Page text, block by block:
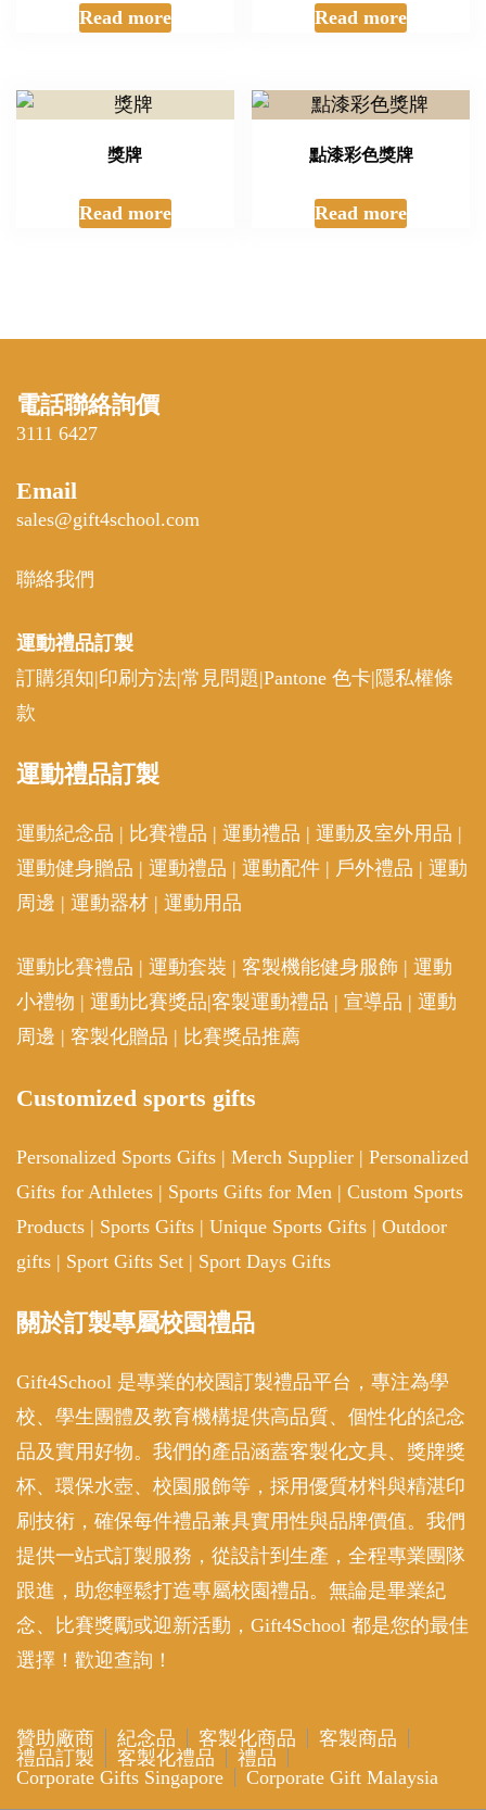
Read more Read more
獎牌
Read more
點漆彩色獎牌
Read more
電話聯絡詢價
3111 6427
Email
sales@gift4school.com
聯絡我們
運動禮品訂製
訂購須知|印刷方法|常見問題|Pantone 色卡| 隱私權條
款
運動禮品訂製
運動紀念品 | 比賽禮品 | 運動禮品 | 運動及室外用品 |
運動健身贈品 | 運動禮品 | 運動配件 | 戶外禮品 | 運動
周邊 | 運動器材 | 運動用品
運動比賽禮品 | 運動套裝 | 客製機能健身服飾 | 運動
小禮物 | 運動比賽獎品|客製運動禮品 | 宣導品 | 運動
周邊 | 客製化贈品 | 比賽獎品推薦
Customized sports gifts
Personalized Sports Gifts | Merch Supplier | Personalized
Gifts for Athletes | Sports Gifts for Men | Custom Sports
Products | Sports Gifts | Unique Sports Gifts | Outdoor
gifts | Sport Gifts Set | Sport Days Gifts
關於訂製專屬校園禮品
Gift4School 是專業的校園訂製禮品平台，專注為學
校、學生團體及教育機構提供高品質、個性化的紀念
品及實用好物。我們的產品涵蓋客製化文具、獎牌獎
杯、環保水壺、校園服飾等，採用優質材料與精湛印
刷技術，確保每件禮品兼具實用性與品牌價值。我們
提供一站式訂製服務，從設計到生產，全程專業團隊
跟進，助您輕鬆打造專屬校園禮品。無論是畢業紀
念、比賽獎勵或迎新活動，Gift4School 都是您的最佳
選擇！歡迎查詢！
贊助廠商 紀念品 客製化商品
客製商品
禮品訂製
客製化禮品
禮品
Corporate Gifts Singapore
Corporate Gift Malaysia